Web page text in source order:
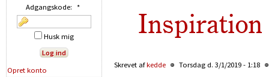
Skrevet afkedde Torsdag d. 3/1/2019 - 1:18
Adgangskode: *
Husk mig
Opret konto